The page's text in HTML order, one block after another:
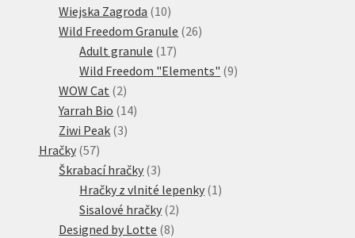
Wiejska Zagroda 1010
produktů
Wild Freedom Granule 2626
Adult granule 1717
produktů
Wild Freedom "Elements" 99
WOW Cat 22
produkty
Yarrah Bio 1414
Ziwi Peak 33
Hračky 5757
produktů
Škrabací hračky 33
produkty
Hračky z vlnité lepenky 1 1
Sisalové hračky 22
Designed by Lotte 88